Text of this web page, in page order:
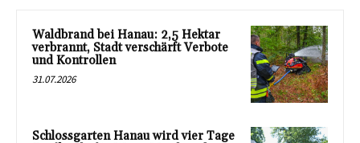
Waldbrand bei Hanau: 2,5 Hektar
verbrannt, Stadt verschärft Verbote
und Kontrollen
31.07.2026
Schlossgarten Hanau wird vier Tage